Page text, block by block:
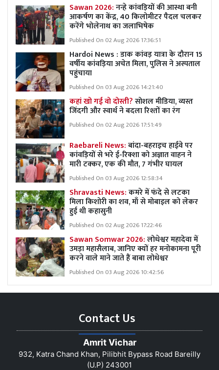
Sawan 2026:नन्हे कांवड़ियों की आस्था बनी
आकर्षण का केंद्र, 40 किलोमीटर पैदल चलकर
करेंगे भोलेनाथ का जलाभिषेक
Published On 02 Aug 2026 17:36:51
Hardoi News : डाक कांवड़ यात्रा के दौरान 15
वर्षीय कांवड़िया अचेत मिला, पुलिस ने अस्पताल
पहुंचाया
Published On 03 Aug 2026 14:21:40
कहां खो गई वो दोस्ती?सोशल मीडिया, व्यस्त
जिंदगी और स्वार्थ ने बदला रिश्तों का रंग
Published On 02 Aug 2026 17:51:49
Raebareli News:बांदा-बहराइच हाईवे पर
कांवड़ियों से भरे ई-रिक्शा को अज्ञात वाहन ने
मारी टक्कर, एक की मौत, 7 गंभीर घायल
Published On 03 Aug 2026 12:58:34
Shravasti News:कमरे में फंदे से लटका
मिला किशोरी का शव, माँ से मोबाइल को लेकर
हुई थी कहासुनी
Published On 02 Aug 2026 17:22:46
Sawan Somwar 2026:लोधेश्वर महादेवा में
उमड़ा महासैलाब, जानिए क्यों हर मनोकामना पूरी
करने वाले माने जाते हैं बाबा लोधेश्वर
Published On 03 Aug 2026 10:42:56
Contact Us
Amrit Vichar
932, Katra Chand Khan, Pilibhit Bypass Road Bareilly
(U.P) 243001